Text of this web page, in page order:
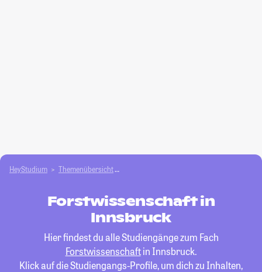
HeyStudium Themenübersicht
Forstwissenschaft in
Innsbruck
Hier findest du alle Studiengänge zum Fach
Forstwissenschaftin Innsbruck.
Klick auf die Studiengangs-Profile, um dich zu Inhalten,